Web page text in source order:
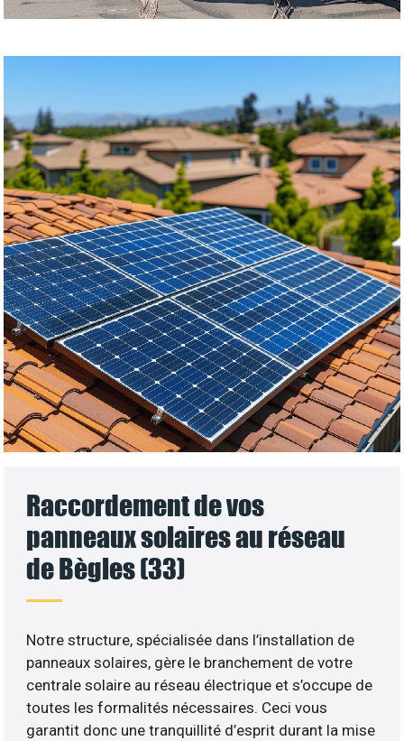
Raccordement de vos
panneaux solaires au réseau
de Bègles (33)
Notre structure, spécialisée dans l’installation de
panneaux solaires, gère le branchement de votre
centrale solaire au réseau électrique et s’occupe de
toutes les formalités nécessaires. Ceci vous
garantit donc une tranquillité d’esprit durant la mise